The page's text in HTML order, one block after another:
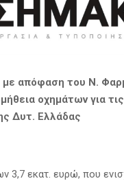
με απόφαση του Ν.
οχημάτων για
Δυτ. Ελλάδας
3,7 εκατ. ευρώ, που